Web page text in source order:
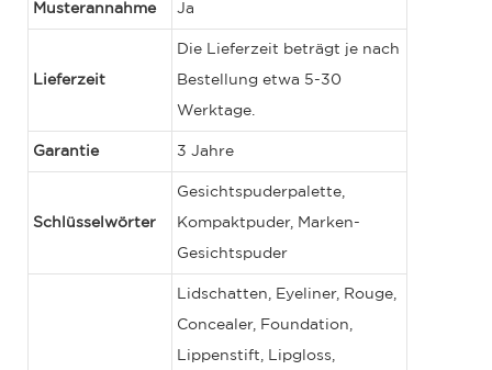
Musterannahme Ja
Lieferzeit
Die Lieferzeit beträgt je nach
Bestellung etwa 5-30
Werktage.
Garantie 3 Jahre
Schlüsselwörter
Gesichtspuderpalette,
Kompaktpuder, Marken-
Gesichtspuder
Lidschatten, Eyeliner, Rouge,
Concealer, Foundation,
Lippenstift, Lipgloss,